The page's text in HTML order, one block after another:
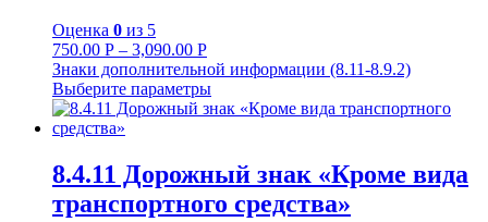
Оценка 0 из 5
750.00 Р – 3,090.00 Р
Знаки дополнительной информации (8.11-8.9.2)
Выберите параметры
8.4.11 Дорожный знак «Кроме вида
транспортного средства»